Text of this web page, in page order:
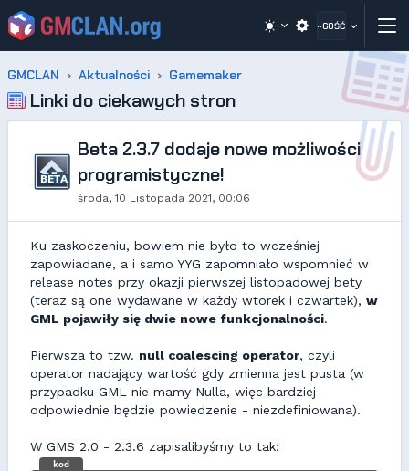
~GOŚĆ
GMCLAN Aktualności Gamemaker
Linki do ciekawych stron
Beta 2.3.7 dodaje nowe możliwości
programistyczne!
środa, 10 Listopada 2021, 00:06
Ku zaskoczeniu, bowiem nie było to wcześniej
zapowiadane, a i samo YYG zapomniało wspomnieć w
release notes przy okazji pierwszej listopadowej bety
(teraz są one wydawane w każdy wtorek i czwartek), w
GML pojawiły się dwie nowe funkcjonalności.
Pierwsza to tzw. null coalescing operator, czyli
operator nadający wartość gdy zmienna jest pusta (w
przypadku GML nie mamy Nulla, więc bardziej
odpowiednie będzie powiedzenie - niezdefiniowana).
W GMS 2.0 - 2.3.6 zapisalibyśmy to tak:
kod